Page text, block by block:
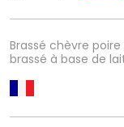
Brassé chèvre
brassé à base de